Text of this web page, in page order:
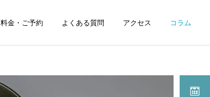
料金・ご予約 よくある質問 アクセス コラム
症状別漢方治療一覧